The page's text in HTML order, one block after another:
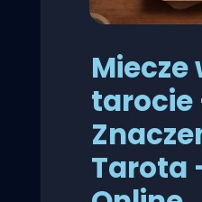
Miecze
tarocie
Tarota